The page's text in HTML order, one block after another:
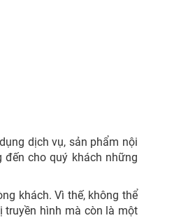
dịch vụ, sản phẩm nội
cho quý khách những
khách. Vì thế, không thể
truyền hình mà còn là một